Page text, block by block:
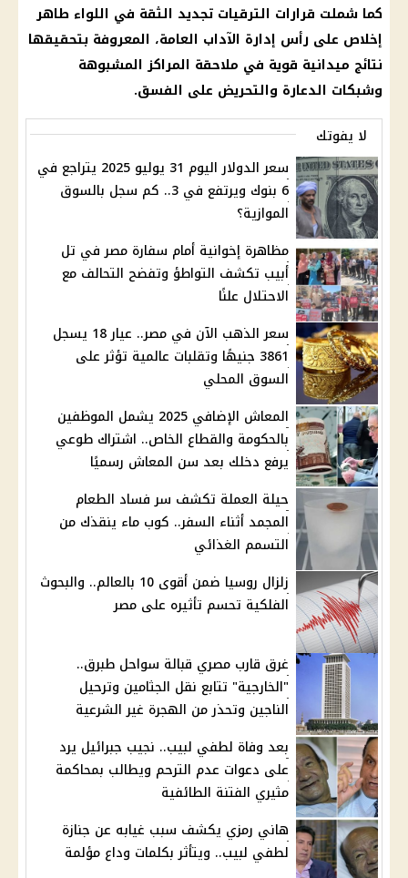
كما شملت قرارات الترقيات تجديد الثقة في اللواء طاهر
إخلاص على رأس إدارة الآداب العامة، المعروفة بتحقيقها
نتائج ميدانية قوية في ملاحقة المراكز المشبوهة
وشبكات الدعارة والتحريض على الفسق.
لا يفوتك
سعر الدولار اليوم 31 يوليو 2025 يتراجع في
6 بنوك ويرتفع في 3.. كم سجل بالسوق
الموازية؟
مظاهرة إخوانية أمام سفارة مصر في تل
أبيب تكشف التواطؤ وتفضح التحالف مع
الاحتلال علنًا
سعر الذهب الآن في مصر.. عيار 18 يسجل
3861 جنيهًا وتقلبات عالمية تؤثر على
السوق المحلي
المعاش الإضافي 2025 يشمل الموظفين
بالحكومة والقطاع الخاص.. اشتراك طوعي
يرفع دخلك بعد سن المعاش رسميًا
حيلة العملة تكشف سر فساد الطعام
المجمد أثناء السفر.. كوب ماء ينقذك من
التسمم الغذائي
زلزال روسيا ضمن أقوى 10 بالعالم.. والبحوث
الفلكية تحسم تأثيره على مصر
غرق قارب مصري قبالة سواحل طبرق..
"الخارجية" تتابع نقل الجثامين وترحيل
الناجين وتحذر من الهجرة غير الشرعية
بعد وفاة لطفي لبيب.. نجيب جبرائيل يرد
على دعوات عدم الترحم ويطالب بمحاكمة
مثيري الفتنة الطائفية
هاني رمزي يكشف سبب غيابه عن جنازة
لطفي لبيب.. ويتأثر بكلمات وداع مؤلمة